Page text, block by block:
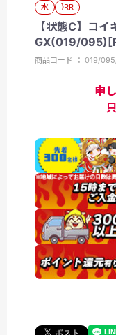
水 }RR
【状態C】コ
GX(019/
商品コード ： 019/
申